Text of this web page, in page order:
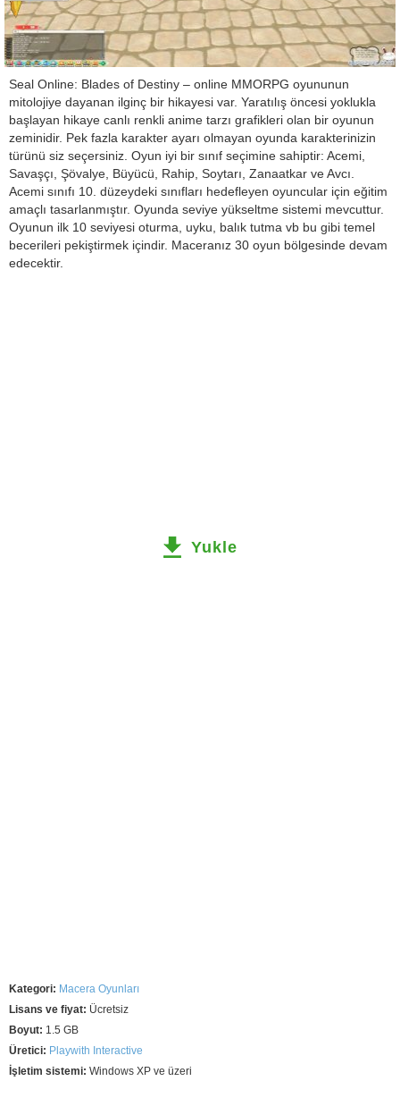
Seal Online: Blades of Destiny – online MMORPG oyununun
mitolojiye dayanan ilginç bir hikayesi var. Yaratılış öncesi yoklukla
başlayan hikaye canlı renkli anime tarzı grafikleri olan bir oyunun
zeminidir. Pek fazla karakter ayarı olmayan oyunda karakterinizin
türünü siz seçersiniz. Oyun iyi bir sınıf seçimine sahiptir: Acemi,
Savaşçı, Şövalye, Büyücü, Rahip, Soytarı, Zanaatkar ve Avcı.
Acemi sınıfı 10. düzeydeki sınıfları hedefleyen oyuncular için eğitim
amaçlı tasarlanmıştır. Oyunda seviye yükseltme sistemi mevcuttur.
Oyunun ilk 10 seviyesi oturma, uyku, balık tutma vb bu gibi temel
becerileri pekiştirmek içindir. Maceranız 30 oyun bölgesinde devam
edecektir.
Yukle
Kategori: Macera Oyunları
Lisans ve fiyat: Ücretsiz
Boyut: 1.5 GB
Üretici: Playwith Interactive
İşletim sistemi: Windows XP ve üzeri